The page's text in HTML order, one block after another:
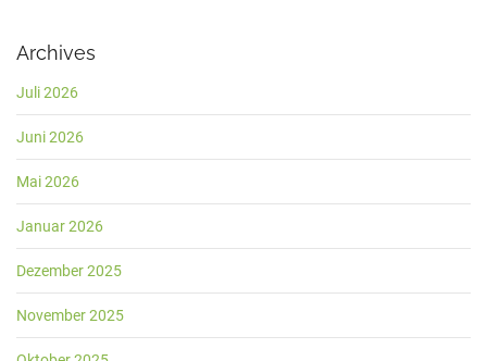
Archives
Juli 2026
Juni 2026
Mai 2026
Januar 2026
Dezember 2025
November 2025